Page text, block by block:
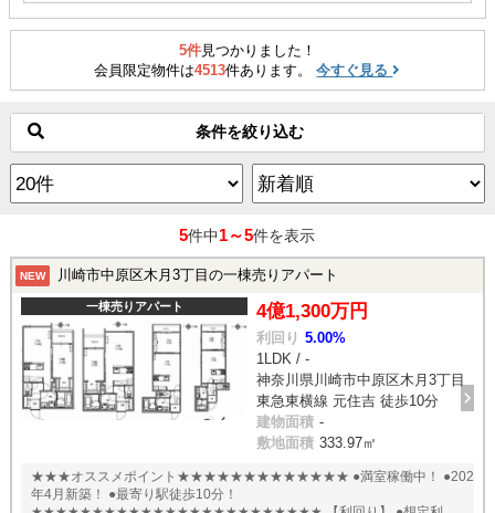
5件見つかりました！
会員限定物件は4513件あります。今すぐ見る
条件を絞り込む
5件中1～5件を表示
NEW 川崎市中原区木月3丁目の一棟売りアパート
一棟売りアパート 4億1,300万円
利回り 5.00%
1LDK / -
神奈川県川崎市中原区木月3丁目
東急東横線 元住吉 徒歩10分
建物面積 -
敷地面積 333.97㎡
★★★オススメポイント★★★★★★★★★★★★★ ●満室稼働中！ ●2026
年4月新築！ ●最寄り駅徒歩10分！